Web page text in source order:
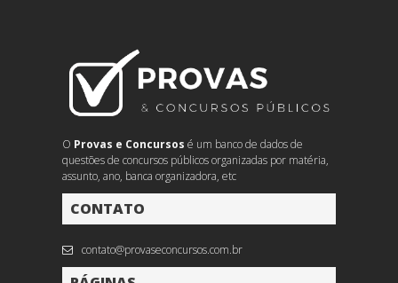
O Provas e Concursos é um banco de dados de
questões de concursos públicos organizadas por matéria,
assunto, ano, banca organizadora, etc
CONTATO
contato@provaseconcursos.com.br